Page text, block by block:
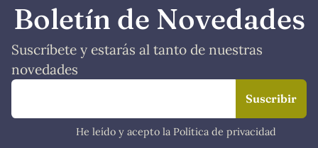
Boletín de Novedades
Suscríbete y estarás al tanto de nuestras
novedades
He leído y acepto la Política de privacidad